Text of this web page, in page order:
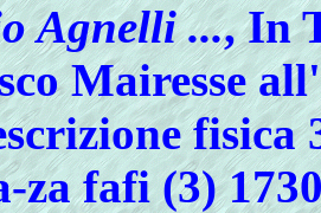
Agnelli ..., In
Mairesse
za fafi (3)